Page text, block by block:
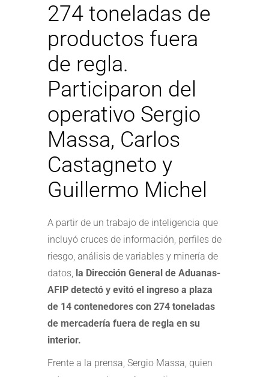
274 toneladas de
productos fuera
de regla.
Participaron del
operativo Sergio
Massa, Carlos
Castagneto y
Guillermo Michel
A partir de un trabajo de inteligencia que
incluyó cruces de información, perfiles de
riesgo, análisis de variables y minería de
datos, la Dirección General de Aduanas-
AFIP detectó y evitó el ingreso a plaza
de 14 contenedores con 274 toneladas
de mercadería fuera de regla en su
interior.
Frente a la prensa, Sergio Massa, quien